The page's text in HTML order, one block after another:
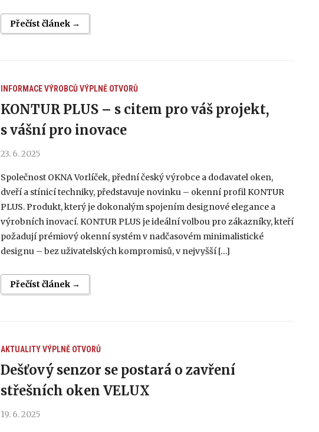
Přečíst článek →
INFORMACE VÝROBCŮVÝPLNĚ OTVORŮ
KONTUR PLUS – s citem pro váš projekt,
s vášní pro inovace
23. 6. 2025
Společnost OKNA Vorlíček, přední český výrobce a dodavatel oken,
dveří a stínicí techniky, představuje novinku – okenní profil KONTUR
PLUS. Produkt, který je dokonalým spojením designové elegance a
výrobních inovací. KONTUR PLUS je ideální volbou pro zákazníky, kteří
požadují prémiový okenní systém v nadčasovém minimalistické
designu – bez uživatelských kompromisů, v nejvyšší […]
Přečíst článek →
AKTUALITYVÝPLNĚ OTVORŮ
Dešťový senzor se postará o zavření
střešních oken VELUX
19. 6. 2025